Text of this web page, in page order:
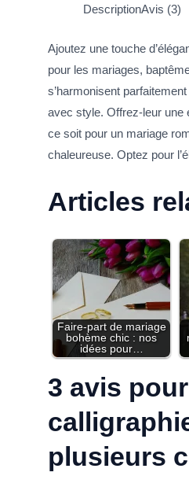
DescriptionAvis (3)
Ajoutez une touche
pour les mariages,
s’harmonisent
avec style. Offrez-leur une
ce soit pour un mariage
chaleureuse. Optez pour
Articles
Faire-part de mariage
bohème chic : nos
idées pour…
3 avis pour
plusieurs